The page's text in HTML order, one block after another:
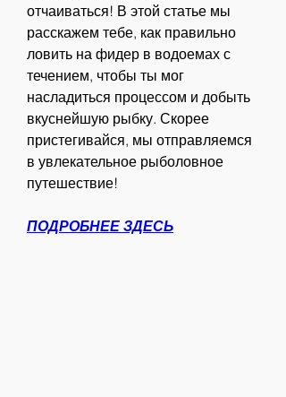
отчаиваться! В этой статье мы
расскажем тебе, как правильно
ловить на фидер в водоемах с
течением, чтобы ты мог
насладиться процессом и добыть
вкуснейшую рыбку. Скорее
пристегивайся, мы отправляемся
в увлекательное рыболовное
путешествие!
ПОДРОБНЕЕ ЗДЕСЬ